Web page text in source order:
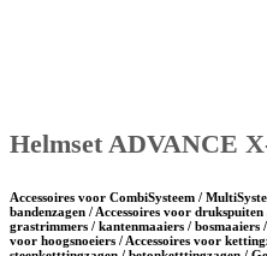
Helmset ADVANCE
Accessoires voor CombiSysteem /
bandenzagen / Accessoires voor
grastrimmers / kantenmaaiers / bosmaaiers
voor hoogsnoeiers / Accessoires voor